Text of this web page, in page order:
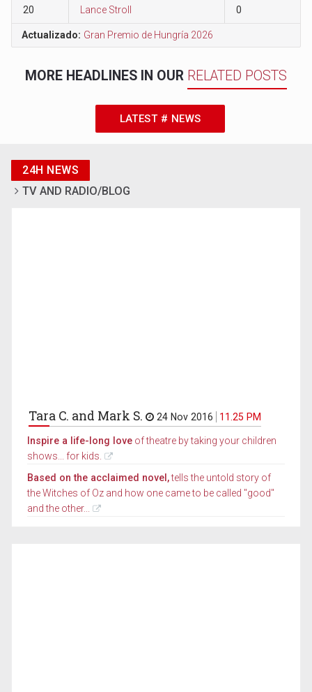
20 Lance Stroll 0
Actualizado: Gran Premio de Hungría 2026
MORE HEADLINES IN OUR RELATED POSTS
LATEST # NEWS
24H NEWS
TV AND RADIO/BLOG
Tara C. and Mark S. 24 Nov 2016 11.25 PM
Inspire a life-long love of theatre by taking your children
shows... for kids.
Based on the acclaimed novel,tells the untold story of
the Witches of Oz and how one came to be called "good"
and the other...